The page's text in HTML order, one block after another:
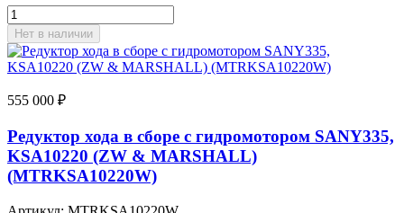
Нет в наличии
555 000 ₽
Редуктор хода в сборе с гидромотором SANY335,
KSA10220 (ZW & MARSHALL)
(MTRKSA10220W)